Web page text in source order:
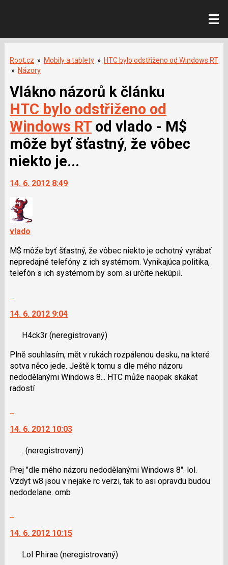
Root.cz » Mobily a tablety » HTC bylo odstřiženo od Windows RT
» Názory
Vlákno názorů k článku
HTC bylo odstřiženo od
Windows RTod vlado - M$
môže byť šťastný, že vôbec
niekto je...
14. 6. 2012 8:49
vlado
M$ môže byť šťastný, že vôbec niekto je ochotný vyrábať
nepredajné telefóny z ich systémom. Vynikajúca politika,
telefón s ich systémom by som si určite nekúpil.
další
názor.
navigaci
lze
použít
i
pro
a
pro
předchozí
nový
14. 6. 2012 9:04
H4ck3r (neregistrovaný)
Plně souhlasím, mět v rukách rozpálenou desku, na které
sotva něco jede. Ještě k tomu s dle mého názoru
nedodělanými Windows 8... HTC může naopak skákat
radostí
další
názor.
navigaci
lze
použít
N
následující
14. 6. 2012 10:03
. (neregistrovaný)
Prej "dle mého názoru nedodělanými Windows 8". lol.
Vzdyt w8 jsou v nejake rc verzi, tak to asi opravdu budou
nedodelane. omb
další
názor.
14. 6. 2012 10:15
Lol Phirae (neregistrovaný)